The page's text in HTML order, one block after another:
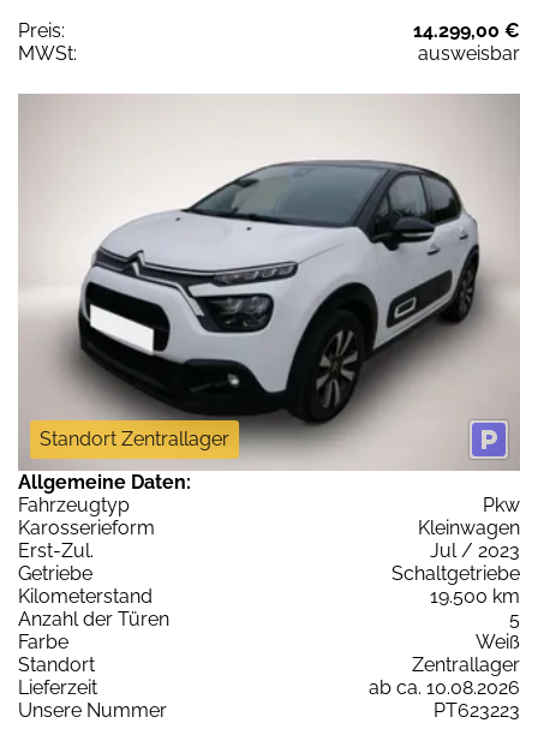
Preis:
14.299,00 €
MWSt:
ausweisbar
Standort Zentrallager
Allgemeine Daten:
Fahrzeugtyp
Pkw
Karosserieform
Kleinwagen
Erst-Zul.
Jul / 2023
Getriebe
Schaltgetriebe
Kilometerstand
19.500 km
Anzahl der Türen
5
Farbe
Weiß
Standort
Zentrallager
Lieferzeit
ab ca. 10.08.2026
Unsere Nummer
PT623223